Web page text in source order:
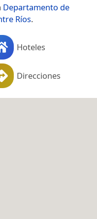
Departamento de
Ríos.
Hoteles
Direcciones